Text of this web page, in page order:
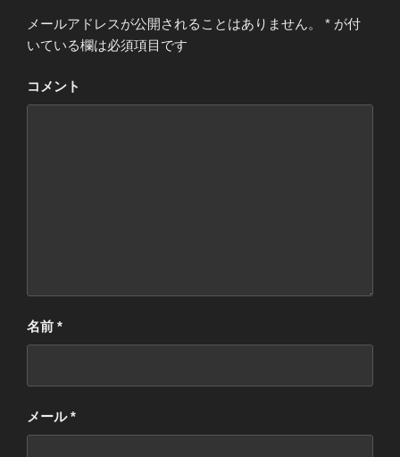
メールアドレスが公開されることはありません。 * が付
いている欄は必須項目です
コメント
名前 *
メール*